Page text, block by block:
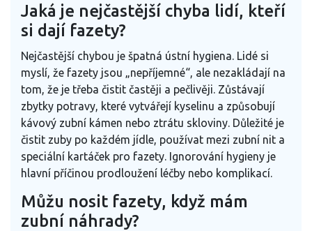
Jaká je nejčastější chyba lidí, kteří
si dají fazety?
Nejčastější chybou je špatná ústní hygiena. Lidé si
myslí, že fazety jsou „nepříjemné“, ale nezakládají na
tom, že je třeba čistit častěji a pečlivěji. Zůstávají
zbytky potravy, které vytvářejí kyselinu a způsobují
kávový zubní kámen nebo ztrátu skloviny. Důležité je
čistit zuby po každém jídle, používat mezi zubní nit a
speciální kartáček pro fazety. Ignorování hygieny je
hlavní příčinou prodloužení léčby nebo komplikací.
Můžu nosit fazety, když mám
zubní náhrady?